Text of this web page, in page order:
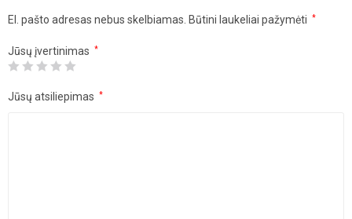
El. pašto adresas nebus skelbiamas. Būtini laukeliai pažymėti *
Jūsų įvertinimas *
Jūsų atsiliepimas *